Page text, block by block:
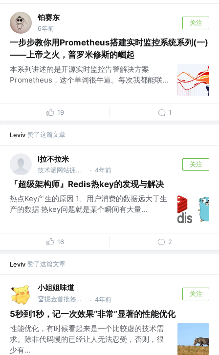
铂赛东
6年前
关注
一步步教你用Prometheus搭建实时监控系统系列(一)
——上帝之火，普罗米修斯的崛起
本系列讲述的是开源实时监控告警解决方案
Prometheus，这个单词很牛逼。每次我都能联...
19 1
Leviv 赞了这篇文章
l拉不拉米
技术派网站拥有者 @技术派 · 4年前
关注
『超级架构师』Redis热key的发现与解决
热点Key产生的原因 1、用户消费的数据远大于生
产的数据 热key问题就是某个瞬间有大量...
16 2
Leviv 赞了这篇文章
小姐姐味道
🏆掘金首批签约作者 @公众号：xjjdog · 4年前
关注
5秒到1秒，记一次效果“非常”显著的性能优化
性能优化，有时候看起来是一个比较虚的技术需
求。除非代码慢的已经让人无法忍受，否则，很
少有...